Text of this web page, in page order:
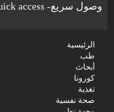
وصول سريع- Quick access
الرئيسية
طب
أبحاث
كورونا
تغذية
صحة نفسية